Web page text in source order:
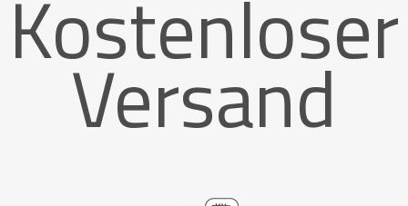
Kostenloser
Versand